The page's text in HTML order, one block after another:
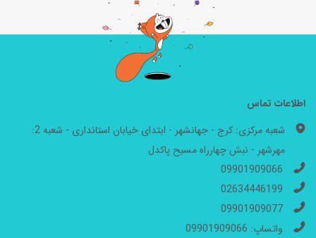
اطلاعات تماس
شعبه مرکزی: کرج - جهانشهر - ابتدای خیابان استانداری - شعبه 2:
مهرشهر - نبش چهارراه مسیح پاکدل
09901909066
02634446199
09901909077
واتساپ: 09901909066